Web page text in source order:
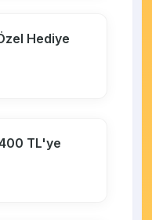
Hediye
TL'ye